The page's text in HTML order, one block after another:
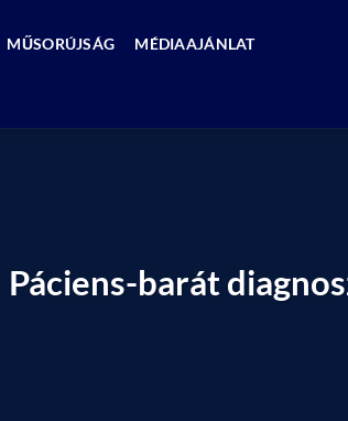
MŰSORÚJSÁG MÉDIAAJÁNLAT
Páciens-barát